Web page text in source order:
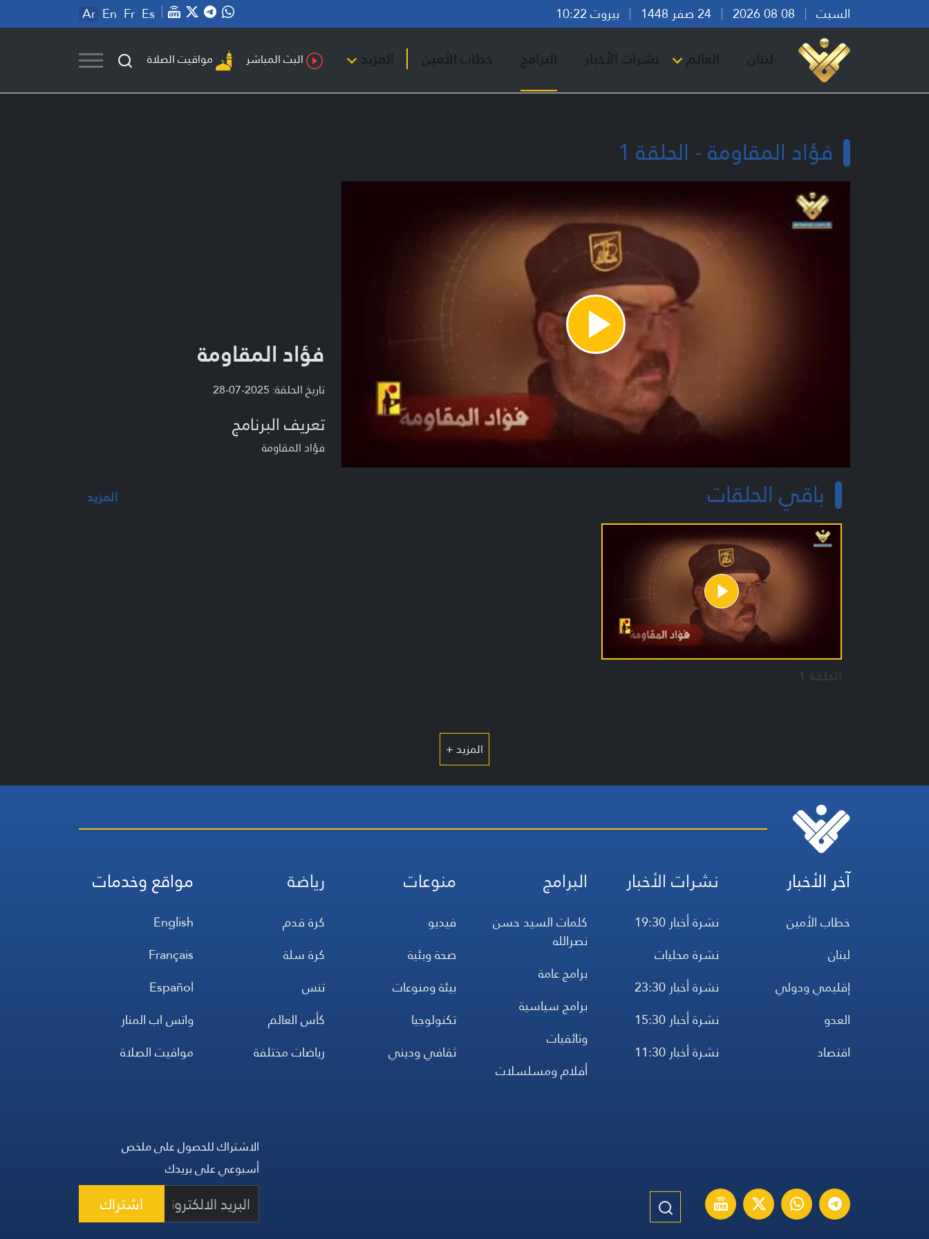
السبت بيروت 10:22 Ar En Fr Es
لبنان العالم نشرات الأخبار البرامج خطاب الأمين المزيد البث المباشر مواقيت الصلاة
فؤاد المقاومة - الحلقة 1
Play
Video
فؤاد المقاومة
تاريخ الحلقة: 2025-07-28
تعريف البرنامج
فؤاد المقاومة
باقي الحلقات المزيد
الحلقة 1
المزيد +
آخر الأخبار
خطاب الأمين
لبنان
إقليمي ودولي
العدو
اقتصاد
نشرات الأخبار
نشرة أخبار 19:30
نشرة محليات
نشرة أخبار 23:30
نشرة أخبار 15:30
نشرة أخبار 11:30
البرامج
كلمات السيد حسن
نصرالله
برامج عامة
برامج سياسية
وثائقيات
أفلام ومسلسلات
منوعات
فيديو
صحة وبئية
بيئة ومنوعات
تكنولوجيا
ثقافي وديني
رياضة
كرة قدم
كرة سلة
تنس
كأس العالم
رياضات مختلفة
مواقع وخدمات
English
Français
Español
واتس اب المنار
مواقيت الصلاة
الاشتراك للحصول على ملخص
أسبوعي على بريدك
اشتراك